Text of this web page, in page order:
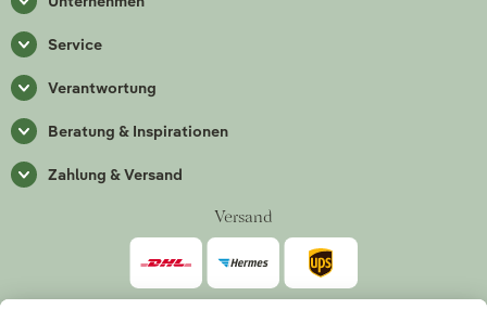
Service
Verantwortung
Beratung & Inspirationen
Zahlung & Versand
Versand